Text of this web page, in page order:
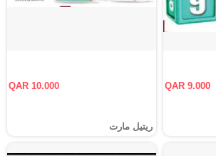
QAR 9.000
QAR 10.000
ريتيل مارت